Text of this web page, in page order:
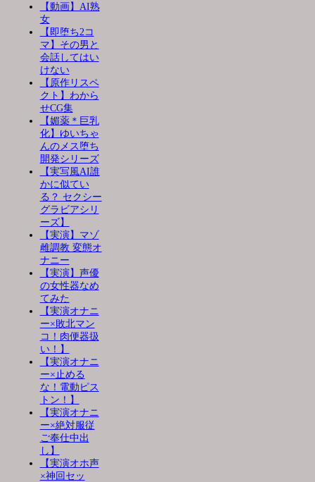
【動画】AI熟
女
【即堕ち2コ
マ】その男と
会話してはい
けない
【原作リスペ
クト】わから
せCG集
【媚薬＊巨乳
化】ゆいちゃ
んのメス堕ち
開発シリーズ
【実写風AI誰
かに似てい
る？ セクシー
グラビアシリ
ーズ】
【実演】マゾ
雌調教 変態オ
ナニー
【実演】声優
の女性器なめ
てみた
【実演オナニ
ー×敗北マン
コ！肉便器扱
い！】
【実演オナニ
ー×止める
な！電動ピス
トン！】
【実演オナニ
ー×絶対服従
ご奉仕中出
し】
【実演オホ声
×神回セッ